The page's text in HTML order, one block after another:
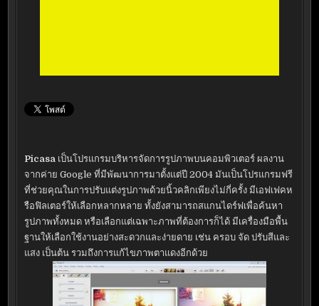
Picasa เป็นโปรแกรมบริหารจัดการรูปภาพบนคอมพิวเตอร์ ผลงาน
จากค่าย Google ที่มีพัฒนาการมาตั้งแต่ปี 2004 มันเป็นโปรแกรมฟรี
ที่ช่วยคุณในการปรับแต่งรูปภาพด้วยนิ้วคลิกเพียงไม่กี่ครั้ง มีเอฟเฟคห
รือฟิลเตอร์ให้เลือกหลากหลาย ทั้งยังสามารถสแกนไดร์ฟเพื่อค้นหา
รูปภาพทั้งหมด หรือเลือกแต่เฉพาะภาพที่ต้องการก็ได้ มีเครื่องมือพื้น
ฐานให้เลือกใช้งานอย่างสะดวกและง่ายดาย เช่น ครอบ จัด ปรับสีและ
แสง เป็นต้น รวมถึงการแก้ไขภาพตาแดงอีกด้วย